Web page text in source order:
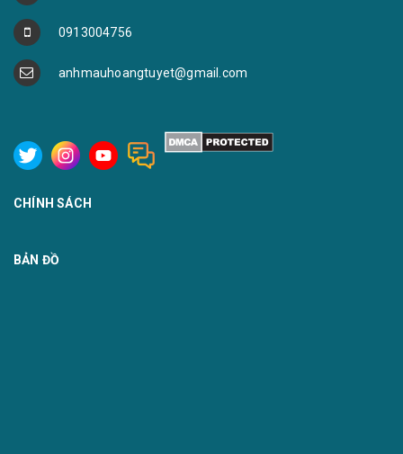
0913004756
anhmauhoangtuyet@gmail.com
CHÍNH SÁCH
BẢN ĐỒ